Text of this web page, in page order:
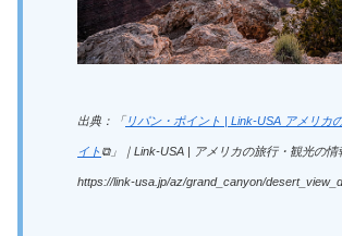
出典：「リパン・ポイント | Link-USA アメリカ
イト ⧉」｜Link-USA | アメリカの旅行・観光の情
https://link-usa.jp/az/grand_canyon/